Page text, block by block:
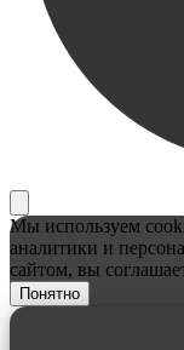
Мы используем
аналитики и
сайтом, вы
Понятно